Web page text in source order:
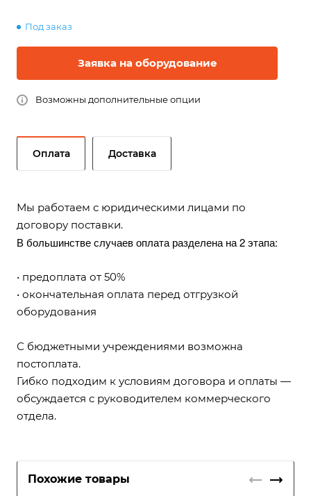
Под заказ
Заявка на оборудование
Возможны дополнительные опции
Оплата Доставка
Мы работаем с юридическими лицами по
договору поставки.
В большинстве случаев оплата разделена на 2 этапа:
• предоплата от 50%
• окончательная оплата перед отгрузкой
оборудования
С бюджетными учреждениями возможна
постоплата.
Гибко подходим к условиям договора и оплаты —
обсуждается с руководителем коммерческого
отдела.
Похожие товары